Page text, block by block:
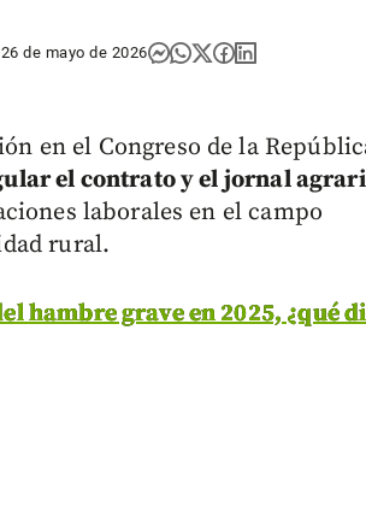
26 de mayo de 2026
en el Congreso de la
el contrato y el jornal
laborales en el campo
rural.
hambre grave en 2025, ¿qué